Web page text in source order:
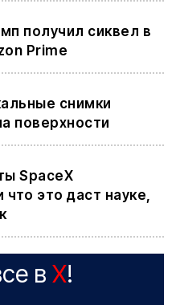
получил сиквел в
Prime
снимки
поверхности
SpaceX
что это даст науке,
в X!